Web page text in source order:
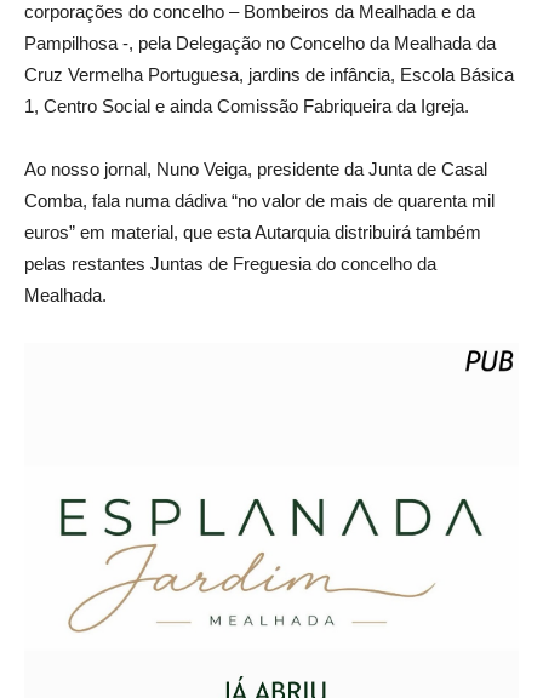
corporações do concelho – Bombeiros da Mealhada e da
Pampilhosa -, pela Delegação no Concelho da Mealhada da
Cruz Vermelha Portuguesa, jardins de infância, Escola Básica
1, Centro Social e ainda Comissão Fabriqueira da Igreja.
Ao nosso jornal, Nuno Veiga, presidente da Junta de Casal
Comba, fala numa dádiva “no valor de mais de quarenta mil
euros” em material, que esta Autarquia distribuirá também
pelas restantes Juntas de Freguesia do concelho da
Mealhada.